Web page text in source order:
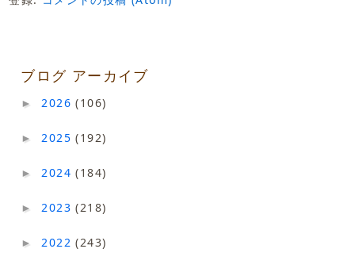
ブログ アーカイブ
► 2026(106)
► 2025(192)
► 2024(184)
► 2023(218)
► 2022(243)